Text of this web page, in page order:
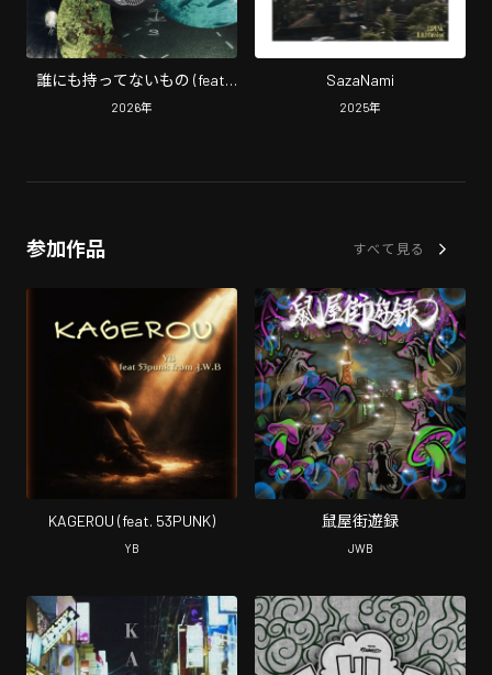
誰にも持ってないもの (feat.
ISSARA & BoB.J)
2026年
SazaNami
2025年
参加作品 すべて見る
KAGEROU (feat. 53PUNK)
YB
鼠屋街遊録
JWB